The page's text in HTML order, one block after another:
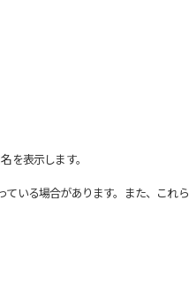
を表示します。
る場合があります。また、これ